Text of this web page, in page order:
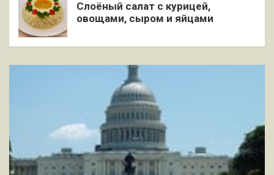
Слоёный салат с курицей,
овощами, сыром и яйцами